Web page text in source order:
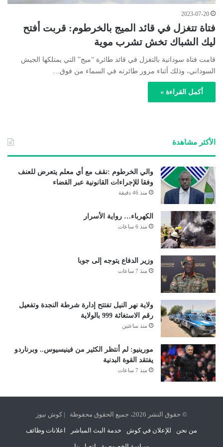
2023-07-20
فتاة تتغزل في قائد الميج بالخرطوم: قربت أفتح
ليك الشباك تخش تشرب موية
قامت فتاة سودانية بالتغزل في قائد طائرة “ميج” التي يمتلكها الجيش
السوداني، وذلك أثناء مرور طائرته في السماء من فوق…
أكمل القراءة »
الأكثر مشاهدة
والي الخرطوم :نقف مع أي معلم يتعرض للعنف
وفقا للإجراءات القانونية عبر القضاء
منذ 46 دقيقة
الكهرباء… رواية الأسرار
منذ 6 ساعات
وزير الدفاع يتوجه إلى جوبا
منذ 7 ساعات
ولاية نهر النيل تفتتح إدارة شرطة النجدة وتفعيل
رقم الاستغاثة 999 بالولاية
منذ ساعتين
مورينيو: لم أنتظر الكثير من فينيسيوس.. وبرناردو
يفتقد القوة البدنية
منذ 7 ساعات
© حقوق النشر 2026، جميع الحقوق محفوظة | كوش نيوز
من نحن للإعلان في كوش خدمة البث المباشر اعلانات وظائف